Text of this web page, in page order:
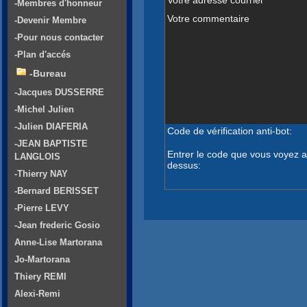
Votre commentaire
Code de vérification anti-bot:
Entrer le code que vous voyez
dessus:
-Membres d'honneur
-Devenir Membre
-Pour nous contacter
-Plan d'accés
-Bureau
-Jacques DUSSERRE
-Michel Julien
-Julien DIAFERIA
-JEAN BAPTISTE
LANGLOIS
-Thierry NAY
-Bernard BERISSET
-Pierre LEVY
-Jean frederic Gosio
Anne-Lise Martorana
Jo-Martorana
Thiery REMI
Alexi-Remi